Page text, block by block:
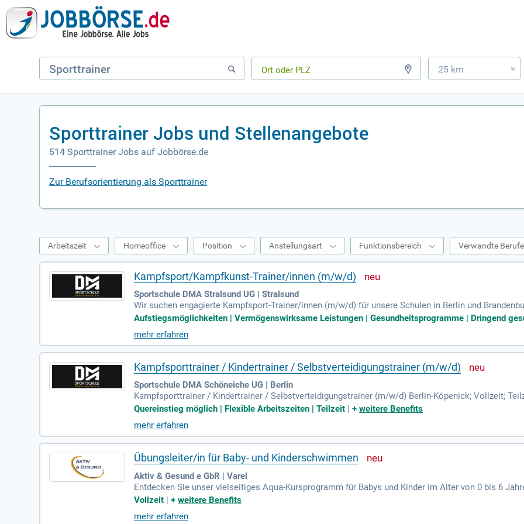
25 km »
Sporttrainer Jobs und Stellenangebote
514 Sporttrainer Jobs auf Jobbörse.de
Zur Berufsorientierung als Sporttrainer
Arbeitszeit Homeoffice Position Anstellungsart Funktionsbereich Verwandte Berufe
Kampfsport/Kampfkunst-Trainer/innen (m/w/d)
Sportschule DMA Stralsund UG | Stralsund
Wir suchen engagierte Kampfsport-Trainer/innen (m/w/d) für unsere Schulen in Berlin und
und Minijobmöglichkeiten. Ihr Aufgabenbereich umfasst die Planung und Durchführung von
ts. Wünschenswert sind Erfahrungen im Kampfsport und in der Arbeit mit Kindern und
e Bezahlung und Aufstiegsmöglichkeiten in einem sympathischen Team. Helfen Sie uns, ein
sere Mitglieder wohlfühlen und gerne trainieren!
Aufstiegsmöglichkeiten | Vermögenswirksame Leistungen | Gesundheitsprogramme | Dringend
mehr erfahren
Kampfsporttrainer / Kindertrainer / Selbstverteidigungstrainer (m/w/d)
Sportschule DMA Schöneiche UG | Berlin
Kampfsporttrainer / Kindertrainer / Selbstverteidigungstrainer (m/w/d) Berlin-Köpenick; Vollzeit;
Durchführung von Kampfsport-, Selbstver­tei­digungs- und Fitnesstrainings Betreuung von
Quereinstieg möglich | Flexible Arbeitszeiten | Teilzeit |+weitere Benefits
mehr erfahren
Übungsleiter/in für Baby- und Kinderschwimmen
Aktiv & Gesund e GbR | Varel
Entdecken Sie unser vielseitiges Aqua-Kursprogramm für Babys und Kinder im Alter von 0 bis 6
a wir das Interesse an Wasseraktivitäten fördern möchten. Wir suchen motivierte Verstärkung für
Wenn Sie teamfähig sind und ein Lächeln ins Gesicht zaubern möchten, sind Sie bei uns genau
Vollzeit |+weitere Benefits
mehr erfahren